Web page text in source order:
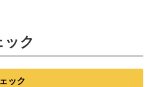
ク
ック